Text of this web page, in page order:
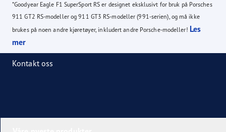
*Goodyear Eagle F1 SuperSport RS er designet eksklusivt for bruk på Porsches
911 GT2 RS-modeller og 911 GT3 RS-modeller (991-serien), og må ikke
brukes på noen andre kjøretøyer, inkludert andre Porsche-modeller! Les
mer
Kontakt oss